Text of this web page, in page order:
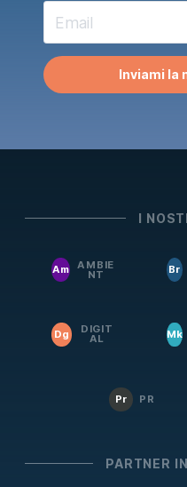
Inviami la
I
Am AMBIE
NT Br
Dg DIGIT
AL Mk
Pr PR
PARTNER